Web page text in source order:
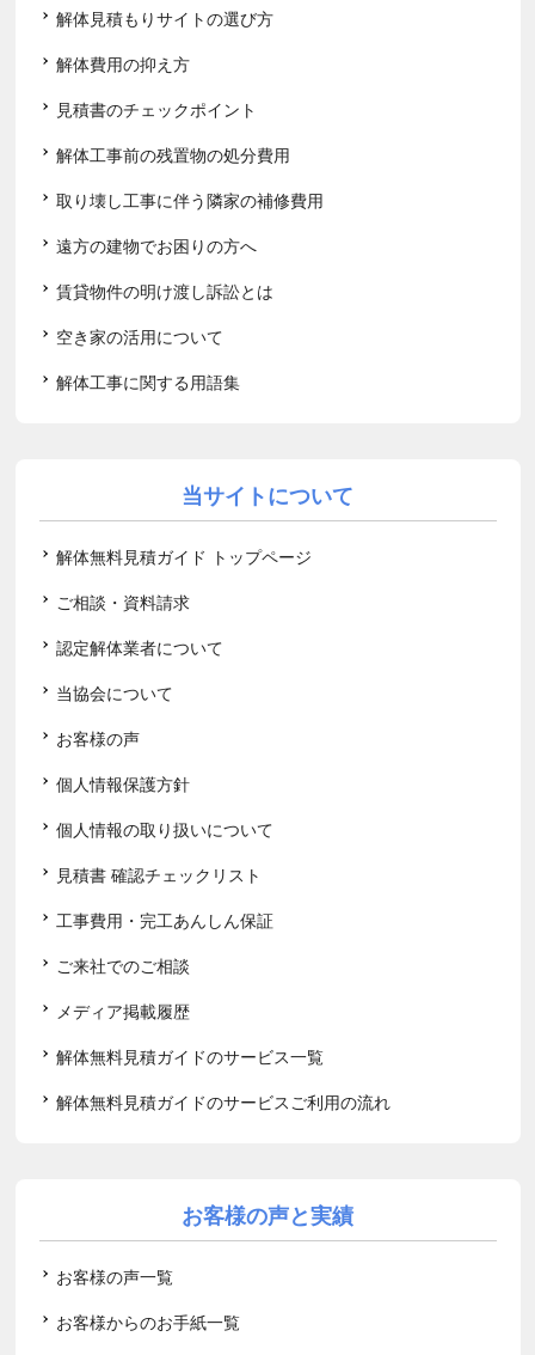
解体見積もりサイトの選び方
解体費用の抑え方
見積書のチェックポイント
解体工事前の残置物の処分費用
取り壊し工事に伴う隣家の補修費用
遠方の建物でお困りの方へ
賃貸物件の明け渡し訴訟とは
空き家の活用について
解体工事に関する用語集
当サイトについて
解体無料見積ガイド トップページ
ご相談・資料請求
認定解体業者について
当協会について
お客様の声
個人情報保護方針
個人情報の取り扱いについて
見積書 確認チェックリスト
工事費用・完工あんしん保証
ご来社でのご相談
メディア掲載履歴
解体無料見積ガイドのサービス一覧
解体無料見積ガイドのサービスご利用の流れ
お客様の声と実績
お客様の声一覧
お客様からのお手紙一覧